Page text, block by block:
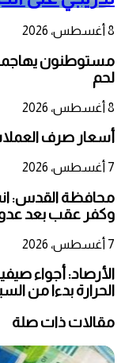
8 أغسطس، 2026
مستوطنون
لحم
8 أغسطس، 2026
أسعار صرف
7 أغسطس، 2026
محافظة القدس:
وكفر عقب بعد
7 أغسطس، 2026
الأرصاد: أجواء
الحرارة بدءا من
مقالات ذات صلة